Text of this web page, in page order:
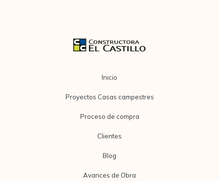
Inicio
Proyectos Casas campestres
Proceso de compra
Clientes
Blog
Avances de Obra